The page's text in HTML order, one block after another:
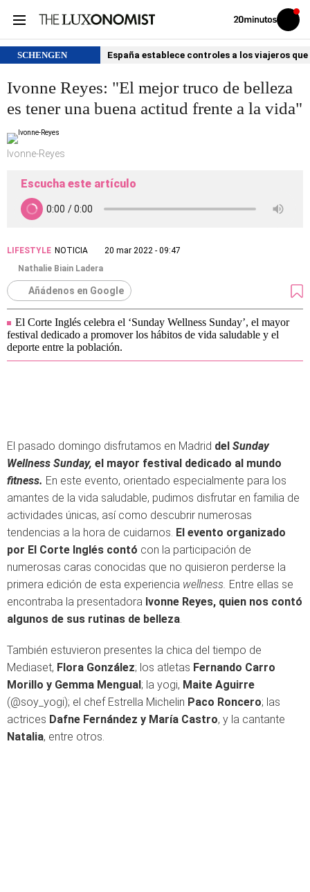
Volver
Iniciar
sesión
SCHENGEN España establece controles a los viajeros
Ivonne Reyes: "El mejor truco de belleza
es tener una buena actitud frente a la vida"
Ivonne-Reyes
Escucha este artículo
LIFESTYLE NOTICIA
20 mar 2022 - 09:47
Nathalie Biain Ladera
Añádenos en Google
El Corte Inglés celebra el ‘Sunday Wellness Sunday’, el mayor
festival dedicado a promover los hábitos de vida saludable y el
deporte entre la población.
El pasado domingo disfrutamos en Madrid del Sunday
Wellness Sunday, el mayor festival dedicado al mundo
fitness. En este evento, orientado especialmente para los
amantes de la vida saludable, pudimos disfrutar en familia de
actividades únicas, así como descubrir numerosas
tendencias a la hora de cuidarnos. El evento organizado
por El Corte Inglés contó con la participación de
numerosas caras conocidas que no quisieron perderse la
primera edición de esta experiencia wellness. Entre ellas se
encontraba la presentadora Ivonne Reyes, quien nos contó
algunos de sus rutinas de belleza.
También estuvieron presentes la chica del tiempo de
Mediaset, Flora González; los atletas Fernando Carro
Morillo y Gemma Mengual; la yogi, Maite Aguirre
(@soy_yogi); el chef Estrella Michelin Paco Roncero; las
actrices Dafne Fernández y María Castro, y la cantante
Natalia, entre otros.